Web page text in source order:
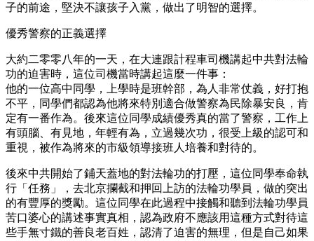
子的前途，堅決不讓孩子入黨，做出了明智的選擇。
優秀警察的正義選擇
大約二零零八年的一天，在大連跟計程車司機講起中共對法輪
功的迫害時，這位司機當時講起這麼一件事：
他的一位高中同學，上學時是班幹部，為人非常仗義，好打抱
不平，同學們都認為他將來特別適合做警察為民除暴安良，肯
定有一番作為。後來這位同學成績優秀真的當了警察，工作上
有頭腦、有見地，年輕有為，立過幾次功，很受上級的認可和
重視，被作為將來的市級領導接班人培養和對待的。
後來中共開始了鋪天蓋地的對法輪功的打壓，這位同學奉命執
行「任務」，去北京攔截和押回上訪的法輪功學員，做的突出
的有豐厚的獎勵。這位同學在此過程中接觸和聽到法輪功學員
苦口婆心的講述事實真相，認為政府不應該用這種方式對待這
些手無寸鐵的善良老百姓，認清了迫害的無理，但是自己如果